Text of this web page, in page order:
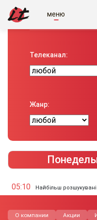
меню
Телепрограма вiд
Телеканал:
Жанр:
05:10 Найбільш
О компании Акции